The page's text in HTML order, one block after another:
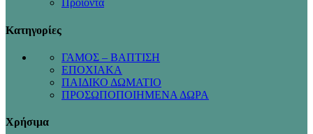
Προϊόντα
Κατηγορίες
ΓΑΜΟΣ – ΒΑΠΤΙΣΗ
ΕΠΟΧΙΑΚΑ
ΠΑΙΔΙΚΟ ΔΩΜΑΤΙΟ
ΠΡΟΣΩΠΟΠΟΙΗΜΕΝΑ ΔΩΡΑ
Χρήσιμα